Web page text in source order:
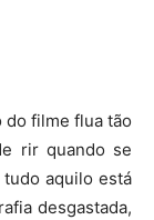
do filme flua tão
rir quando se
aquilo está
desgastada,